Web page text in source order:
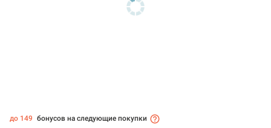
до 149 бонусов на следующие покупки